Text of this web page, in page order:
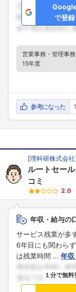
で登録
営業事務・管理事務
15年度
参考になった 1
[理科研株式会社
ルートセー
コミ
2.0
年収・給与の
サービス残業が多
6年目にも関わら
は残業時間 ... 年
１分で無